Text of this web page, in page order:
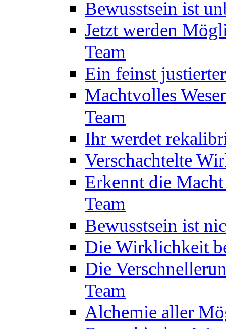
Bewusstsein ist
Jetzt werden
Team
Ein feinst
Machtvolles
Team
Ihr werdet
Verschachtelte
Erkennt die
Team
Bewusstsein ist
Die Wirklichkeit
Die
Team
Alchemie aller